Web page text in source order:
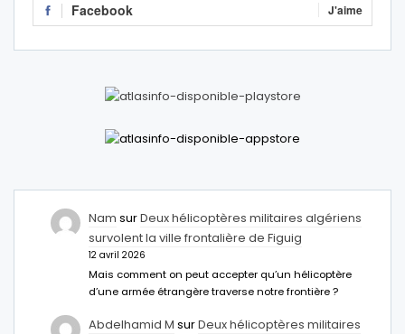
Facebook J'aime
Nam surDeux hélicoptères militaires algériens
survolent la ville frontalière de Figuig
12 avril 2026
Mais comment on peut accepter qu’un hélicoptère
d’une armée étrangère traverse notre frontière ?
Abdelhamid M surDeux hélicoptères militaires